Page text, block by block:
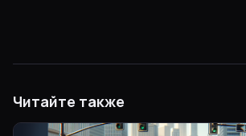
Читайте также